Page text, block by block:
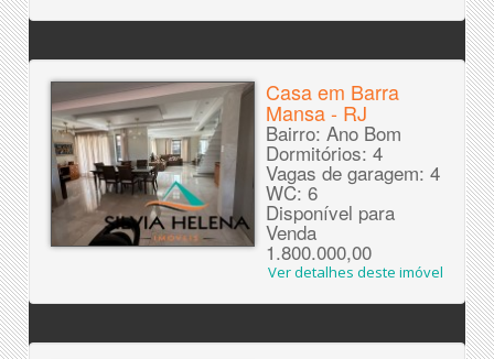
Casa em Barra
Mansa - RJ
Bairro: Ano Bom
Dormitórios: 4
Vagas de garagem: 4
WC: 6
Disponível para
Venda
1.800.000,00
Ver detalhes deste imóvel